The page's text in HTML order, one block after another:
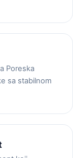
Poreska
sa stabilnom